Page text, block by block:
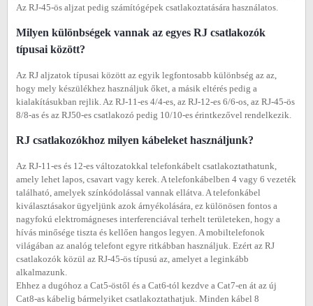
Az RJ-45-ös aljzat pedig számítógépek csatlakoztatására használatos.
Milyen különbségek vannak az egyes RJ csatlakozók
típusai között?
Az RJ aljzatok típusai között az egyik legfontosabb különbség az az,
hogy mely készülékhez használjuk őket, a másik eltérés pedig a
kialakításukban rejlik. Az RJ-11-es 4/4-es, az RJ-12-es 6/6-os, az RJ-45-ös
8/8-as és az RJ50-es csatlakozó pedig 10/10-es érintkezővel rendelkezik.
RJ csatlakozókhoz milyen kábeleket használjunk?
Az RJ-11-es és 12-es változatokkal telefonkábelt csatlakoztathatunk,
amely lehet lapos, csavart vagy kerek. A telefonkábelben 4 vagy 6 vezeték
található, amelyek színkódolással vannak ellátva. A telefonkábel
kiválasztásakor ügyeljünk azok árnyékolására, ez különösen fontos a
nagyfokú elektromágneses interferenciával terhelt területeken, hogy a
hívás minősége tiszta és kellően hangos legyen. A mobiltelefonok
világában az analóg telefont egyre ritkábban használjuk. Ezért az RJ
csatlakozók közül az RJ-45-ös típusú az, amelyet a leginkább
alkalmazunk.
Ehhez a dugóhoz a Cat5-östől és a Cat6-tól kezdve a Cat7-en át az új
Cat8-as kábelig bármelyiket csatlakoztathatjuk. Minden kábel 8